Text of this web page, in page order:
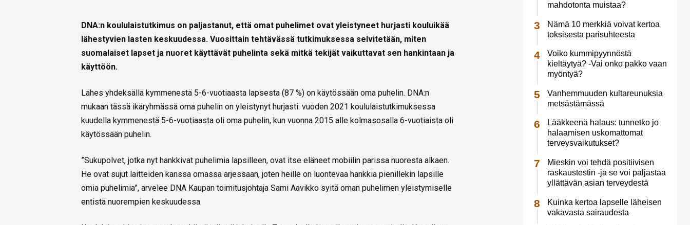
DNA:n koululaistutkimus on paljastanut, että omat puhelimet ovat yleistyneet hurjasti kouluikää
lähestyvien lasten keskuudessa. Vuosittain tehtävässä tutkimuksessa selvitetään, miten
suomalaiset lapset ja nuoret käyttävät puhelinta sekä mitkä tekijät vaikuttavat sen hankintaan ja
käyttöön.
Lähes yhdeksällä kymmenestä 5-6-vuotiaasta lapsesta (87 %) on käytössään oma puhelin. DNA:n
mukaan tässä ikäryhmässä oma puhelin on yleistynyt hurjasti: vuoden 2021 koululaistutkimuksessa
kuudella kymmenestä 5-6-vuotiaasta oli oma puhelin, kun vuonna 2015 alle kolmasosalla 6-vuotiaista oli
käytössään puhelin.
”Sukupolvet, jotka nyt hankkivat puhelimia lapsilleen, ovat itse eläneet mobiilin parissa nuoresta alkaen.
He ovat sujut laitteiden kanssa omassa arjessaan, joten heille on luontevaa hankkia pienillekin lapsille
omia puhelimia”, arvelee DNA Kaupan toimitusjohtaja Sami Aavikko syitä oman puhelimen yleistymiselle
entistä nuorempien keskuudessa.
mahdotonta muistaa?
Nämä 10 merkkiä voivat kertoa
toksisesta parisuhteesta
Voiko kummipyynnöstä
kieltäytyä? -Vai onko pakko vaan
myöntyä?
Vanhemmuuden kultareunuksia
metsästämässä
Lääkkeenä halaus: tunnetko jo
halaamisen uskomattomat
terveysvaikutukset?
Mieskin voi tehdä positiivisen
raskaustestin -ja se voi paljastaa
yllättävän asian terveydestä
Kuinka kertoa lapselle läheisen
vakavasta sairaudesta